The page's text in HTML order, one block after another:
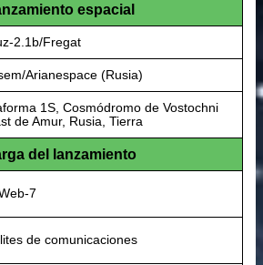
espacial
2.1b/Fregat
Arianespace (Rusia)
1S, Cosmódromo de Vostochni
de Amur, Rusia, Tierra
del lanzamiento
7
de comunicaciones